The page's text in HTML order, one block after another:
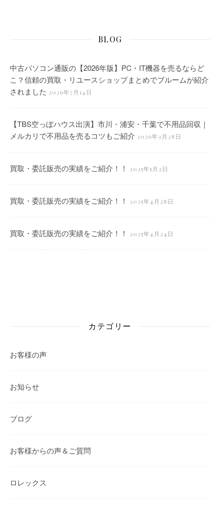
BLOG
中古パソコン通販の【2026年版】PC・IT機器を売るならど
こ？信頼の買取・リユースショップまとめでブルームが紹介
されました 2026年7月14日
【TBS空っぽハウス出演】市川・浦安・千葉で不用品回収｜
メルカリで不用品を売るコツもご紹介 2026年3月28日
買取・委託販売の実績をご紹介！！ 2025年5月2日
買取・委託販売の実績をご紹介！！ 2025年4月28日
買取・委託販売の実績をご紹介！！ 2025年4月24日
カテゴリー
お客様の声
お知らせ
ブログ
お客様からの声＆ご質問
ロレックス